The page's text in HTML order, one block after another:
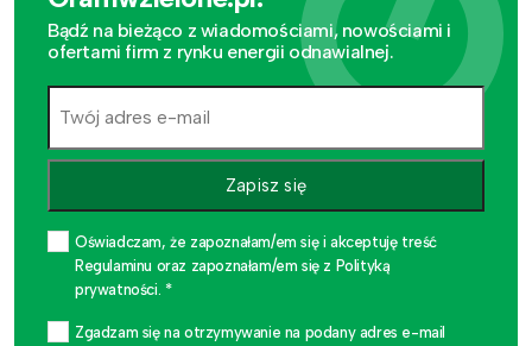
Bądź na bieżąco z wiadomościami, nowościami i
ofertami firm z rynku energii odnawialnej.
Zapisz się
Oświadczam, że zapoznałam/em się i akceptuję treść
Regulaminu oraz zapoznałam/em się z Polityką
prywatności. *
Zgadzam się na otrzymywanie na podany adres e-mail